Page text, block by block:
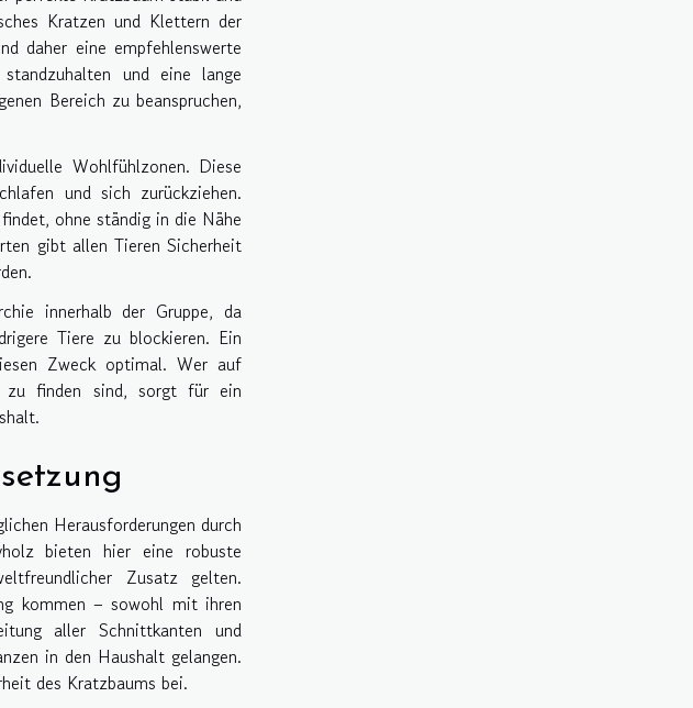
Kratzen und Klettern der
daher eine empfehlenswerte
und eine lange
Bereich zu beanspruchen,
Wohlfühlzonen. Diese
und sich zurückziehen.
ohne ständig in die Nähe
gibt allen Tieren Sicherheit
innerhalb der Gruppe, da
Tiere zu blockieren. Ein
Zweck optimal. Wer auf
zu finden sind, sorgt für ein
Herausforderungen durch
bieten hier eine robuste
Zusatz gelten.
kommen – sowohl mit ihren
aller Schnittkanten und
in den Haushalt gelangen.
des Kratzbaums bei.